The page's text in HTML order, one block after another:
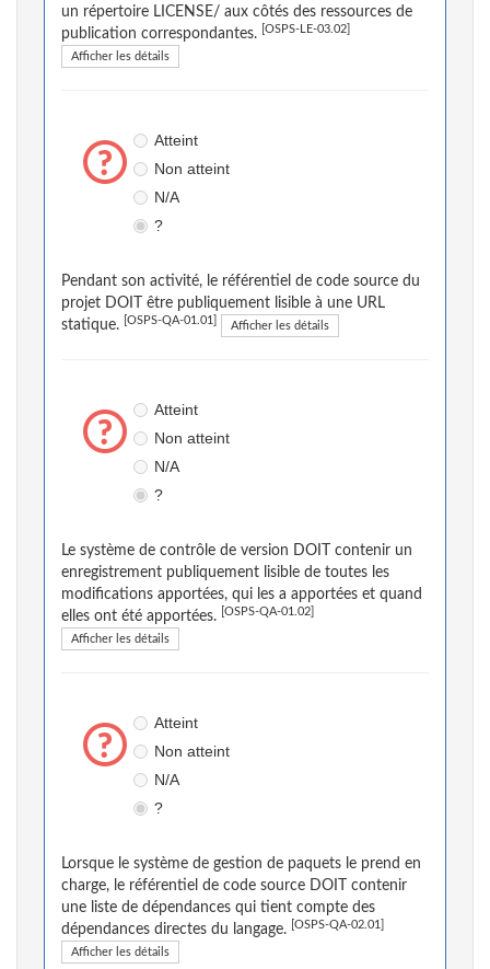
un répertoire LICENSE/ aux côtés des ressources de
publication correspondantes.
[OSPS-LE-03.02]
Afficher les détails
Atteint
Non atteint
N/A
?
Pendant son activité, le référentiel de code source du
projet DOIT être publiquement lisible à une URL
statique.
[OSPS-QA-01.01] Afficher les détails
Atteint
Non atteint
N/A
?
Le système de contrôle de version DOIT contenir un
enregistrement publiquement lisible de toutes les
modifications apportées, qui les a apportées et quand
elles ont été apportées.
[OSPS-QA-01.02]
Afficher les détails
Atteint
Non atteint
N/A
?
Lorsque le système de gestion de paquets le prend en
charge, le référentiel de code source DOIT contenir
une liste de dépendances qui tient compte des
dépendances directes du langage.
[OSPS-QA-02.01]
Afficher les détails